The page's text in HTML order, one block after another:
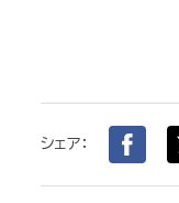
シェア：